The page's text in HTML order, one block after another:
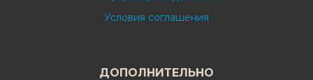
Условия соглашения
ДОПОЛНИТЕЛЬНО